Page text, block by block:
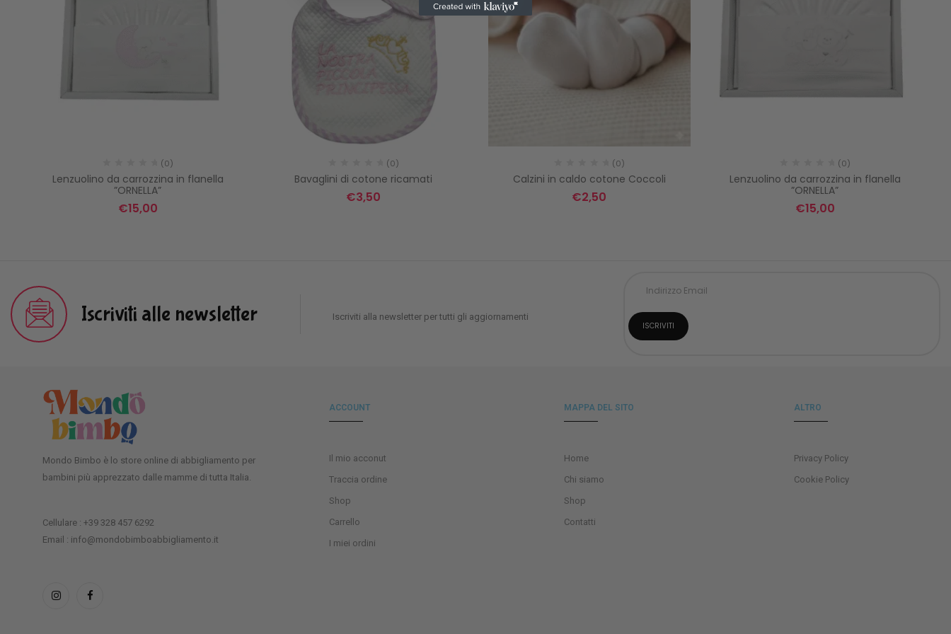
(0)
Lenzuolino da carrozzina in flanella
”ORNELLA”
€15,00
(0)
Bavaglini di cotone ricamati
€3,50
(0)
Calzini in caldo cotone Coccoli
€2,50
(0)
Lenzuolino da carrozzina in flanella
”ORNELLA”
€15,00
Iscriviti alle newsletter Iscriviti alla newsletter per tutti gli aggiornamenti
Mondo Bimbo è lo store online di abbigliamento per
bambini più apprezzato dalle mamme di tutta Italia.
Cellulare : +39 328 457 6292
Email : info@mondobimboabbigliamento.it
ACCOUNT
Il mio acconut
Traccia ordine
Shop
Carrello
I miei ordini
MAPPA DEL SITO
Home
Chi siamo
Shop
Contatti
ALTRO
Privacy Policy
Cookie Policy